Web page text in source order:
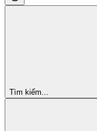
Tìm kiếm...